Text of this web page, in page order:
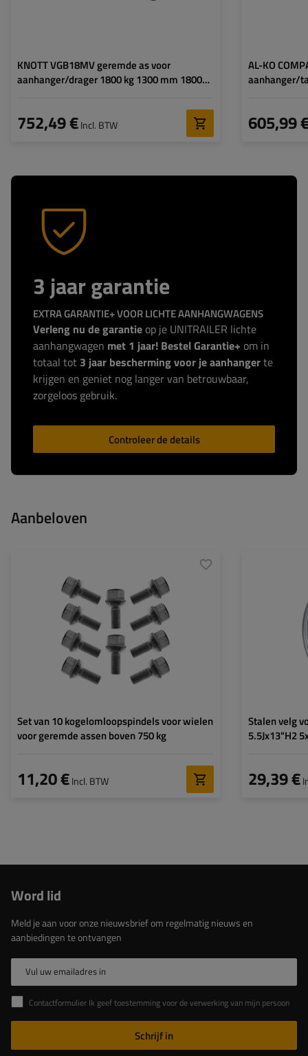
KNOTT VGB18MV geremde as voor
aanhanger/drager 1800 kg 1300 mm 1800
752,49 €Incl. BTW
AL-KO
aanhanger/
605,99
3 jaar garantie
EXTRA GARANTIE+ VOOR LICHTE AANHANGWAGENS
Verleng nu de garantie op je UNITRAILER lichte
aanhangwagen met 1 jaar! Bestel Garantie+ om in
totaal tot 3 jaar bescherming voor je aanhangerte
krijgen en geniet nog langer van betrouwbaar,
zorgeloos gebruik.
Controleer de details
Aanbeloven
Set van 10 kogelomloopspindels voor wielen
voor geremde assen boven 750 kg
11,20 €Incl. BTW
Stalen velg
5.5Jx13"H2
29,39 €
Word lid
Meld je aan voor onze nieuwsbrief om regelmatig nieuws en
aanbiedingen te ontvangen
Vul uw emailadres in
Contactformulier Ik geef toestemming voor de verwerking van mijn persoonlijke gegevens in het contactformulier in overeenstemming met de Verordening van het Europees Parlement en de Raad (EU)
Schrijf in